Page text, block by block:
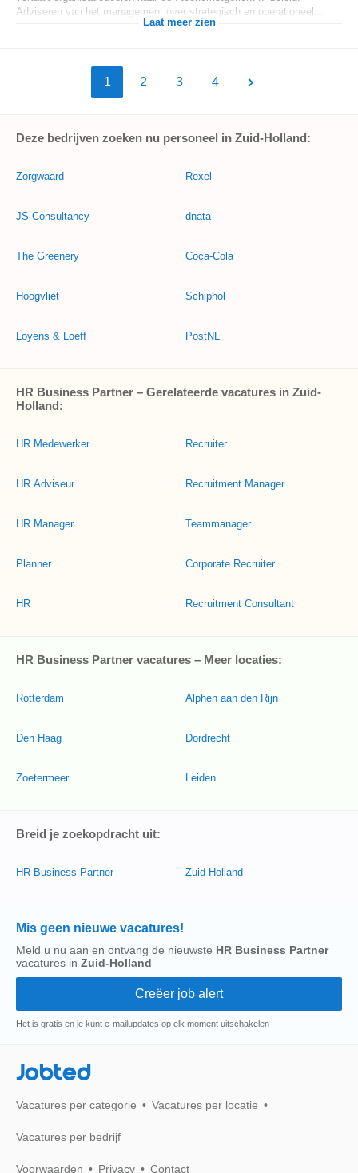
Adviseren van het management over strategisch en operationeel...
Laat meer zien
1 2 3 4
Deze bedrijven zoeken nu personeel in Zuid-Holland:
Zorgwaard
JS Consultancy
The Greenery
Hoogvliet
Loyens & Loeff
Rexel
dnata
Coca-Cola
Schiphol
PostNL
HR Business Partner – Gerelateerde vacatures in Zuid-
Holland:
HR Medewerker
HR Adviseur
HR Manager
Planner
HR
Recruiter
Recruitment Manager
Teammanager
Corporate Recruiter
Recruitment Consultant
HR Business Partner vacatures – Meer locaties:
Rotterdam
Den Haag
Zoetermeer
Alphen aan den Rijn
Dordrecht
Leiden
Breid je zoekopdracht uit:
HR Business Partner Zuid-Holland
Mis geen nieuwe vacatures!
Meld u nu aan en ontvang de nieuwste HR Business Partner
vacatures in Zuid-Holland
Het is gratis en je kunt e-mailupdates op elk moment uitschakelen
Jobted
Vacatures per categorie Vacatures per locatie
Vacatures per bedrijf
Voorwaarden Privacy Contact